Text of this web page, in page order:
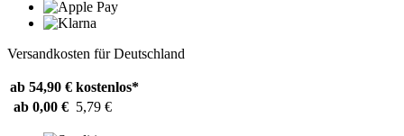
Versandkosten für Deutschland
ab 54,90 € kostenlos*
ab 0,00 € 5,79 €